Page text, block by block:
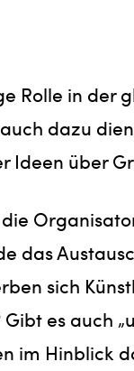
Rolle in der
dazu
Ideen über
das
sich
es auch
im Hinblick